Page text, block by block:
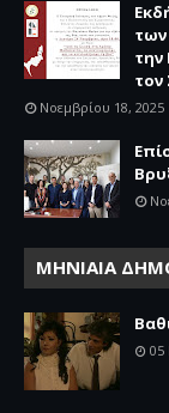
Νοεμβρίου 18, 2025
ΜΗΝΙΑΙΑ
05